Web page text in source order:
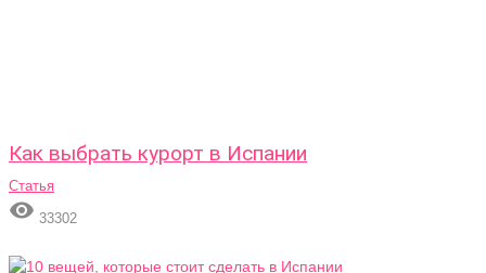
Как выбрать курорт в Испании
Статья
 33302